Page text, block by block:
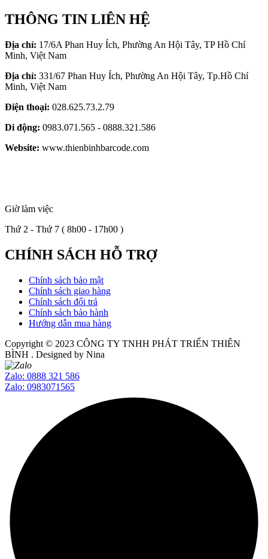
THÔNG TIN LIÊN HỆ
Địa chỉ: 17/6A Phan Huy Ích, Phường An Hội Tây, TP Hồ Chí
Minh, Việt Nam
Địa chỉ: 331/67 Phan Huy Ích, Phường An Hội Tây, Tp.Hồ Chí
Minh, Việt Nam
Điện thoại: 028.625.73.2.79
Di động: 0983.071.565 - 0888.321.586
Website: www.thienbinhbarcode.com
Giờ làm việc
Thứ 2 - Thứ 7 ( 8h00 - 17h00 )
CHÍNH SÁCH HỖ TRỢ
Chính sách bảo mật
Chính sách giao hàng
Chính sách đổi trả
Chính sách bảo hành
Hướng dẫn mua hàng
Copyright © 2023 CÔNG TY TNHH PHÁT TRIỂN THIÊN
BÌNH . Designed by Nina
Zalo: 0888 321 586
Zalo: 0983071565